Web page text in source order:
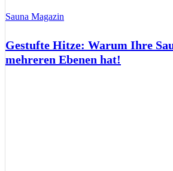
Sauna Magazin
Gestufte Hitze: Warum Ihre
mehreren Ebenen hat!